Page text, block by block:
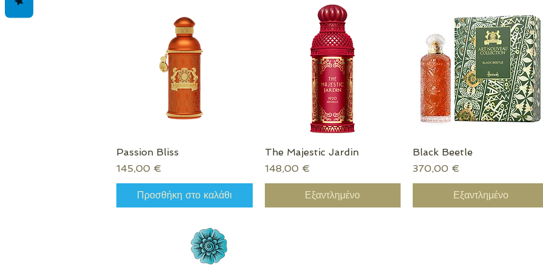
Γρήγορη προβολή
Passion Bliss
Τιμή
145,00 €
Προσθήκη στο καλάθι
Γρήγορη προβολή
The Majestic Jardin
Τιμή
148,00 €
Εξαντλημένο
Γρήγορη προβολή
Black Beetle
Τιμή
370,00 €
Εξαντλημένο